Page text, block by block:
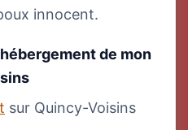
innocent.
de mon
sur Quincy-Voisins